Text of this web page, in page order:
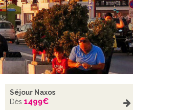
Séjour Naxos
Dès 1499€